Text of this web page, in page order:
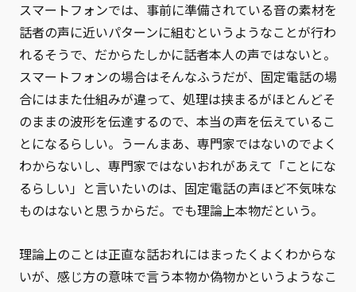
スマートフォンでは、事前に準備されている音の素材を
話者の声に近いパターンに組むというようなことが行わ
れるそうで、だからたしかに話者本人の声ではないと。
スマートフォンの場合はそんなふうだが、固定電話の場
合にはまた仕組みが違って、処理は挟まるがほとんどそ
のままの波形を伝達するので、本当の声を伝えているこ
とになるらしい。うーんまあ、専門家ではないのでよく
わからないし、専門家ではないおれがあえて「ことにな
るらしい」と言いたいのは、固定電話の声ほど不気味な
ものはないと思うからだ。でも理論上本物だという。
理論上のことは正直な話おれにはまったくよくわからな
いが、感じ方の意味で言う本物か偽物かというようなこ